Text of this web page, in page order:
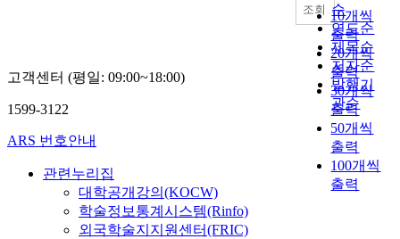
순
연도순
제목순
저자순
발행기
관순
10개씩
출력
20개씩
출력
30개씩
출력
50개씩
출력
100개씩
출력
조회
고객센터 (평일: 09:00~18:00)
1599-3122
ARS 번호안내
관련누리집
대학공개강의(KOCW)
학술정보통계시스템(Rinfo)
외국학술지지원센터(FRIC)